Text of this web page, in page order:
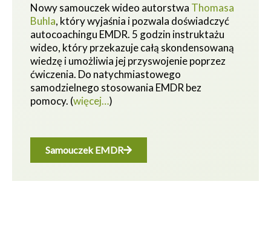
Nowy samouczek wideo autorstwa Thomasa
Buhla, który wyjaśnia i pozwala doświadczyć
autocoachingu EMDR. 5 godzin instruktażu
wideo, który przekazuje całą skondensowaną
wiedzę i umożliwia jej przyswojenie poprzez
ćwiczenia. Do natychmiastowego
samodzielnego stosowania EMDR bez
pomocy. (więcej…)
Samouczek EMDR